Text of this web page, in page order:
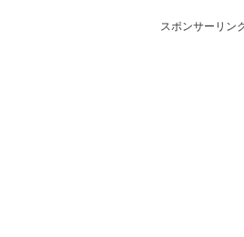
喚起・申込停止)など、空売り関
連情報を集計し、図解でわかり
(注意
り関
スポンサーリン